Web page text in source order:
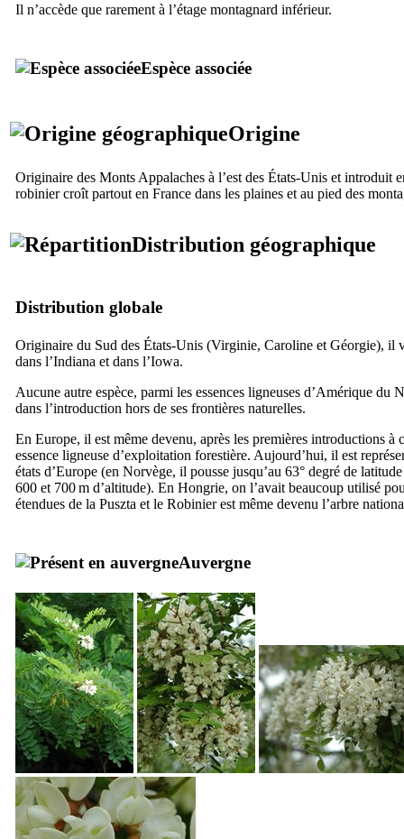
Il n’accède que rarement à l’étage montagnard inférieur.
Espèce associée
Origine
Originaire des Monts Appalaches à l’est des États-Unis et introduit
robinier croît partout en France dans les plaines et au pied des
Distribution géographique
Distribution globale
Originaire du Sud des États-Unis (Virginie, Caroline et Géorgie), il
dans l’Indiana et dans l’Iowa.
Aucune autre espèce, parmi les essences ligneuses d’Amérique du
dans l’introduction hors de ses frontières naturelles.
En Europe, il est même devenu, après les premières introductions à
essence ligneuse d’exploitation forestière. Aujourd’hui, il est
états d’Europe (en Norvège, il pousse jusqu’au 63° degré de
600 et 700 m d’altitude). En Hongrie, on l’avait beaucoup utilisé
étendues de la Puszta et le Robinier est même devenu l’arbre
Auvergne